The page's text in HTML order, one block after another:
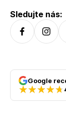
Sledujte nás:
Google